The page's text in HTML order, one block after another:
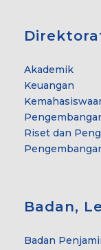
Akademik
Keuangan
Riset dan
Badan,
Badan